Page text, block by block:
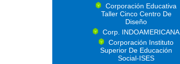
Corporación Educativa
Taller Cinco Centro De
Diseño
Corp. INDOAMERICANA
Corporación Instituto
Superior De Educación
Social-ISES